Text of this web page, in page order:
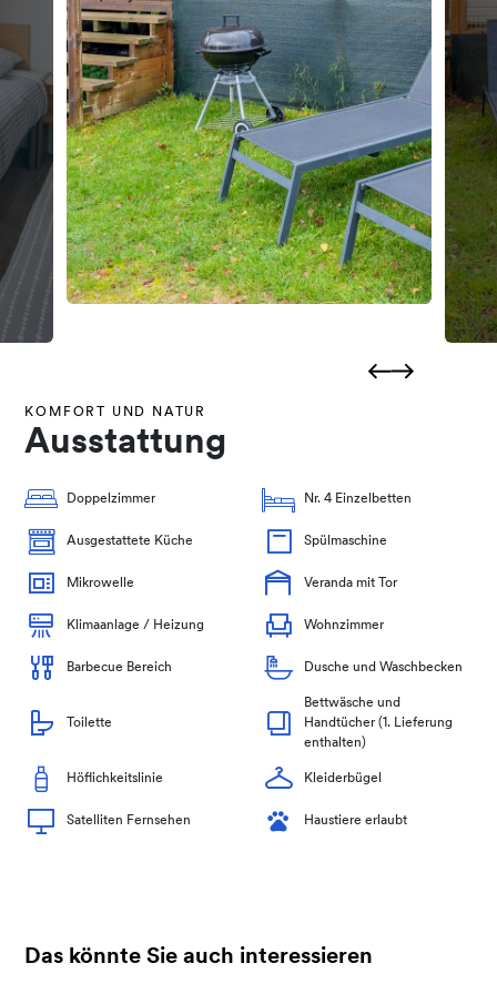
KOMFORT UND NATUR
Ausstattung
Doppelzimmer Nr. 4 Einzelbetten
Ausgestattete Küche Spülmaschine
Mikrowelle Veranda mit Tor
Klimaanlage / Heizung Wohnzimmer
Barbecue Bereich Dusche und Waschbecken
Toilette
Bettwäsche und
Handtücher (1. Lieferung
enthalten)
Höflichkeitslinie Kleiderbügel
Satelliten Fernsehen Haustiere erlaubt
Das könnte Sie auch interessieren